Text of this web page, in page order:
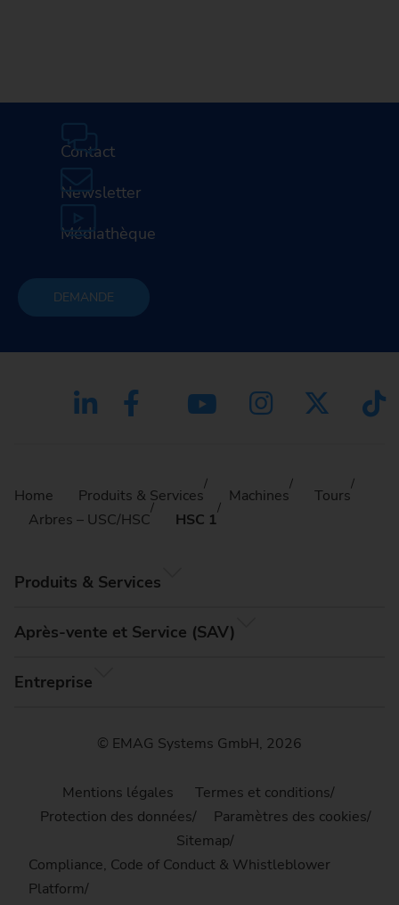
Contact
Newsletter
Médiathèque
DEMANDE
Home Produits & Services Machines
Tours
Arbres – USC/HSC
HSC 1
Produits & Services
Après-vente et Service (SAV)
Entreprise
© EMAG Systems GmbH, 2026
Mentions légales
Termes et conditions
Protection des données
Paramètres des cookies
Sitemap
Compliance, Code of Conduct & Whistleblower
Platform